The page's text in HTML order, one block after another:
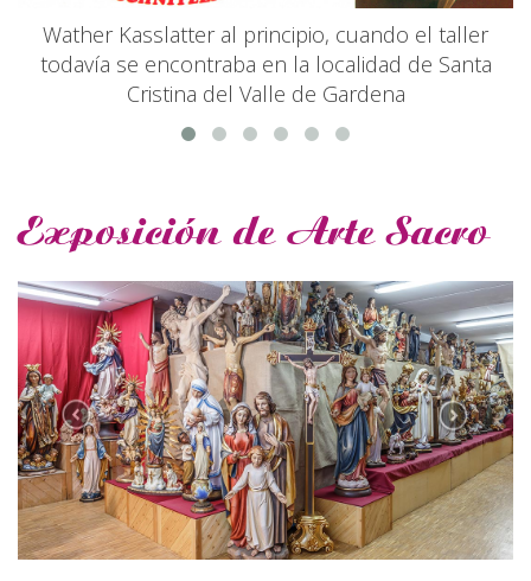
Wather Kasslatter al principio, cuando el taller
todavía se encontraba en la localidad de Santa
Cristina del Valle de Gardena
Exposición de Arte Sacro